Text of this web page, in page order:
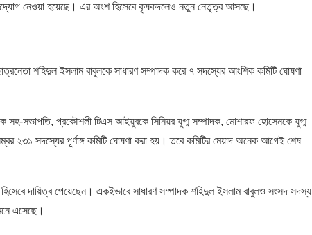
উদ্যোগ নেওয়া হয়েছে। এর অংশ হিসেবে কৃষকদলেও নতুন নেতৃত্ব আসছে।
শহিদুল ইসলাম বাবুলকে সাধারণ সম্পাদক করে ৭ সদস্যের আংশিক কমিটি ঘোষণা
সহ-সভাপতি, প্রকৌশলী টিএস আইয়ুবকে সিনিয়র যুগ্ম সম্পাদক, মোশারফ হোসেনকে যুগ্ম
সদস্যের পূর্ণাঙ্গ কমিটি ঘোষণা করা হয়। তবে কমিটির মেয়াদ অনেক আগেই শেষ
হিসেবে দায়িত্ব পেয়েছেন। একইভাবে সাধারণ সম্পাদক শহিদুল ইসলাম বাবুলও সংসদ সদস্য
এসেছে।